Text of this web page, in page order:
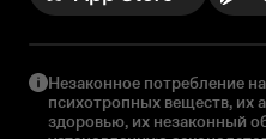
Незаконное потребление
психотропных веществ, их
здоровью, их незаконный